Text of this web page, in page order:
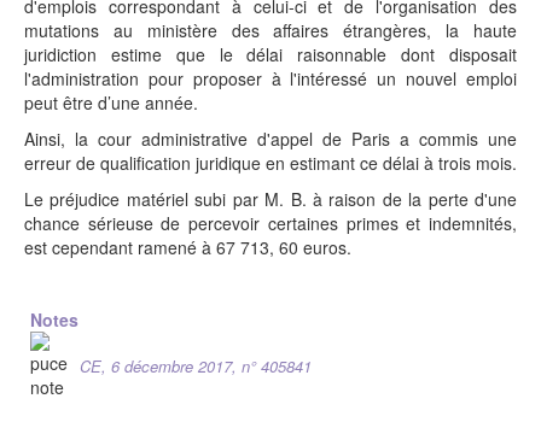
d'emplois correspondant à celui-ci et de l'organisation des
mutations au ministère des affaires étrangères, la haute
juridiction estime que le délai raisonnable dont disposait
l'administration pour proposer à l'intéressé un nouvel emploi
peut être d’une année.
Ainsi, la cour administrative d'appel de Paris a commis une
erreur de qualification juridique en estimant ce délai à trois mois.
Le préjudice matériel subi par M. B. à raison de la perte d'une
chance sérieuse de percevoir certaines primes et indemnités,
est cependant ramené à 67 713, 60 euros.
Notes
CE, 6 décembre 2017, n° 405841